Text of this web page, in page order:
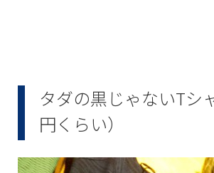
タダの黒じゃないTシ
円くらい）